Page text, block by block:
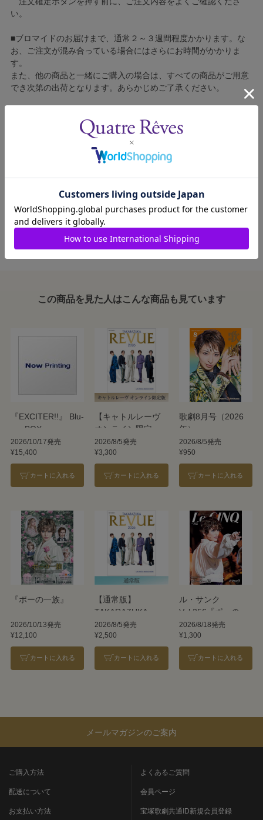
い。
■ブロマイドのお届けまで、通常２～３週間程度かかります。な
お、ご注文が混み合っている場合にはさらにお時間がかかりま
す。
また、他の商品と一緒にご購入の場合は、すべての商品がご用意
でき次第の出荷となります。あらかじめご了承ください。
■ブロマイドの個包装はしておりません。
1801415-003
この商品を見た人はこんな商品も見ています
『EXCITER!!』 Blu-
ray BOX
2026/10/17発売
¥15,400
カートに入れる
【キャトルレーヴ
オンライン限定
版】TAKARAZUKA
REVUE 2026
2026/8/5発売
¥3,300
カートに入れる
歌劇8月号（2026
年）
2026/8/5発売
¥950
カートに入れる
『ポーの一族』
2026/10/13発売
¥12,100
カートに入れる
【通常版】
TAKARAZUKA
REVUE 2026
2026/8/5発売
¥2,500
カートに入れる
ル・サンク
Vol.256『ポーの一
族』＜雪組＞
2026/8/18発売
¥1,300
カートに入れる
メールマガジンのご案内
ご購入方法
配送について
お支払い方法
よくあるご質問
会員ページ
宝塚歌劇共通ID新規会員登録